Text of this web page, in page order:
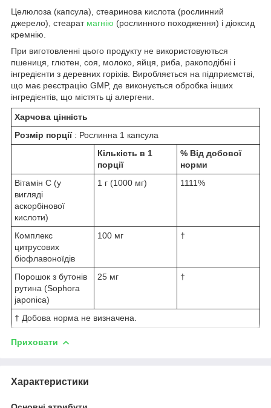
Целюлоза (капсула), стеаринова кислота (рослинний
джерело), стеарат магнію (рослинного походження) і діоксид
кремнію.
При виготовленні цього продукту не використовуються
пшениця, глютен, соя, молоко, яйця, риба, ракоподібні і
інгредієнти з деревних горіхів. Виробляється на підприємстві,
що має реєстрацію GMP, де виконується обробка інших
інгредієнтів, що містять ці алергени.
Харчова цінність
Розмір порції: Рослинна 1 капсула
Кількість в 1
порції
% Від добової
норми
Вітамін С (у
вигляді
аскорбінової
кислоти)
1 г (1000 мг) 1111%
Комплекс
цитрусових
біофлавоноїдів
100 мг †
Порошок з бутонів
рутина (Sophora
japonica)
25 мг †
† Добова норма не визначена.
Приховати
Характеристики